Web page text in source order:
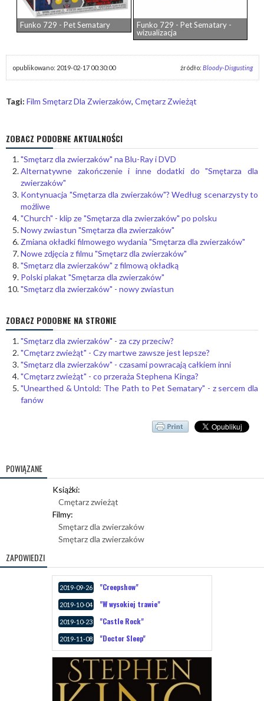
Funko 729 - Pet Sematary
Funko 729 - Pet Sematary -
wizualizacja
opublikowano: 2019-02-17 00:30:00 źródło: Bloody-Disgusting
Tagi: Film Smętarz Dla Zwierzaków, Cmętarz Zwieżąt
ZOBACZ PODOBNE AKTUALNOŚCI
"Smętarz dla zwierzaków" na Blu-Ray i DVD
Alternatywne zakończenie i inne dodatki do "Smętarza dla
zwierzaków"
Kontynuacja "Smętarza dla zwierzaków"? Według scenarzysty to
możliwe
"Church" - klip ze "Smętarza dla zwierzaków" po polsku
Nowy zwiastun "Smętarza dla zwierzaków"
Zmiana okładki filmowego wydania "Smętarza dla zwierzaków"
Nowe zdjęcia z filmu "Smętarz dla zwierzaków"
"Smętarz dla zwierzaków" z filmową okładką
Polski plakat "Smętarza dla zwierzaków"
"Smętarz dla zwierzaków" - nowy zwiastun
ZOBACZ PODOBNE NA STRONIE
"Smętarz dla zwierzaków" - za czy przeciw?
"Cmętarz zwieżąt" - Czy martwe zawsze jest lepsze?
"Smętarz dla zwierzaków" - czasami powracają całkiem inni
"Cmętarz zwieżąt" - co przeraża Stephena Kinga?
"Unearthed & Untold: The Path to Pet Sematary" - z sercem dla
fanów
POWIĄZANE
Książki:
Cmętarz zwieżąt
Filmy:
Smętarz dla zwierzaków
Smętarz dla zwierzaków
ZAPOWIEDZI
2019-09-26 "Creepshow"
2019-10-04 "W wysokiej trawie"
2019-10-23 "Castle Rock"
2019-11-08 "Doctor Sleep"